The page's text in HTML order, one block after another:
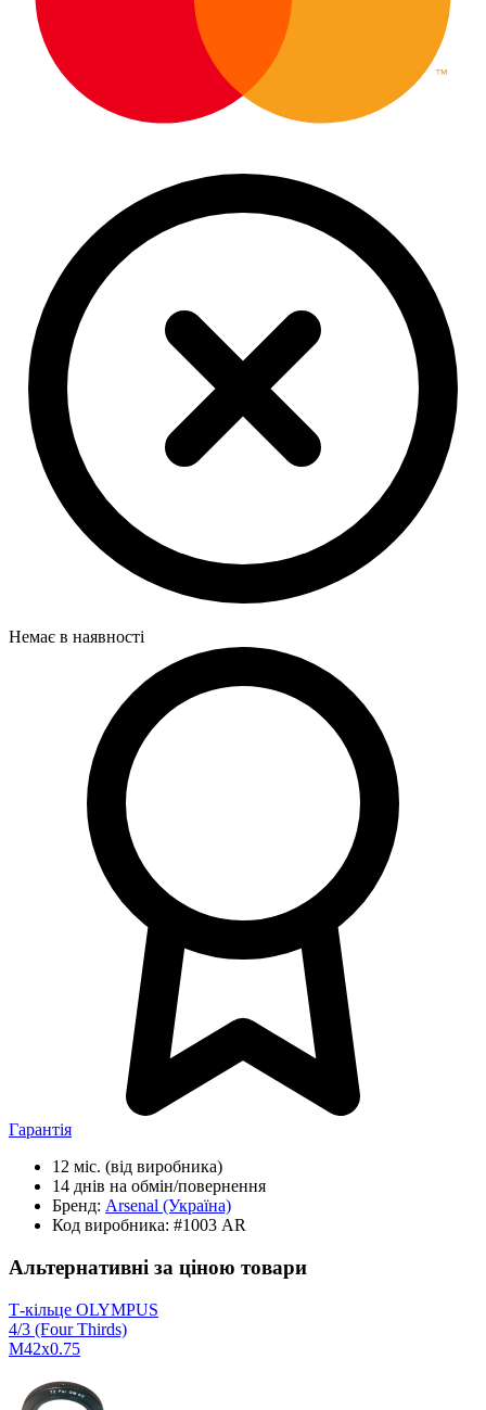
Немає в наявності
Гарантія
12 міс. (від виробника)
14 днів на обмін/повернення
Бренд: Arsenal (Україна)
Код виробника: #1003 AR
Альтернативні за ціною товари
Т-кільце OLYMPUS
4/3 (Four Thirds)
M42x0.75